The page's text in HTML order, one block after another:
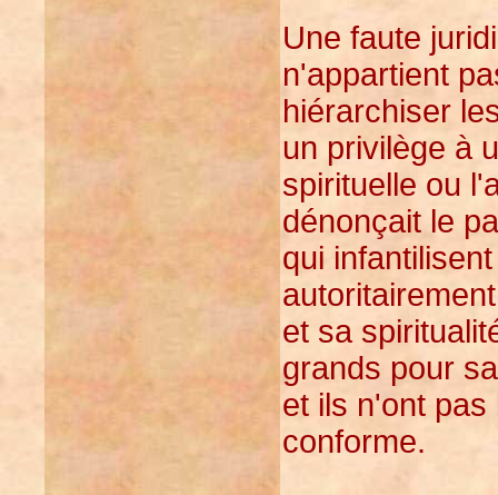
Une faute
n'appartient
hiérarchiser
un privilège à
spirituelle ou
dénonçait le
qui
et sa
grands pour
et ils n'ont
conforme.